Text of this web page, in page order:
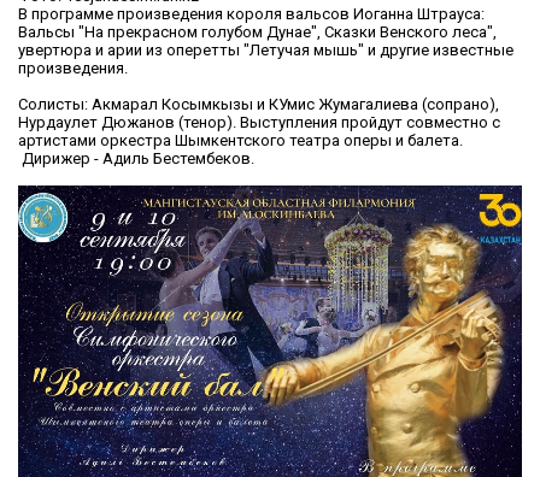
В программе произведения короля вальсов Иоганна Штрауса:
Вальсы "На прекрасном голубом Дунае", Сказки Венского леса",
увертюра и арии из оперетты "Летучая мышь" и другие известные
произведения.
Солисты: Акмарал Косымкызы и КУмис Жумагалиева (сопрано),
Нурдаулет Дюжанов (тенор). Выступления пройдут совместно с
артистами оркестра Шымкентского театра оперы и балета.
Дирижер - Адиль Бестембеков.